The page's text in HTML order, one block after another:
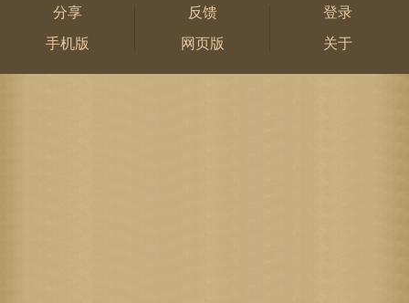
分享
手机版
反馈
网页版
登录
关于